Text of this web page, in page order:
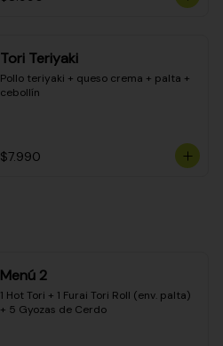
Tori Teriyaki
Pollo teriyaki + queso crema + palta +
cebollín
$7.990
Menú 2
1 Hot Tori + 1 Furai Tori Roll (env. palta)
+ 5 Gyozas de Cerdo